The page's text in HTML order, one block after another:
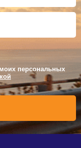
персональных